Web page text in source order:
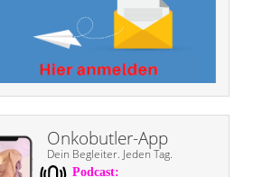
Onkobutler-App
Dein Begleiter. Jeden Tag.